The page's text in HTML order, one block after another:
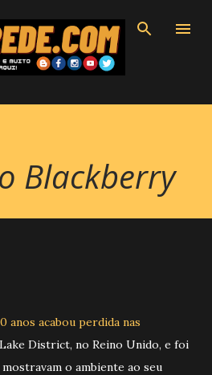
o conteúdo principal
Blackberry
anos acabou perdida nas
District, no Reino Unido, e foi
o ambiente ao seu